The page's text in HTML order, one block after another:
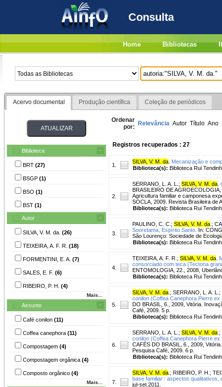
Consulta
Home Bibliotecas
Acervo documental Produção científica Coleção de periódicos
Biblioteca
BRT (27)
BSGP (1)
BSO (1)
BST (1)
Autor
SILVA, V. M. da. (26)
TEIXEIRA, A. F. R. (18)
FORMENTINI, E. A. (7)
SALES, E. F. (6)
RIBEIRO, P. H. (4)
Mais...
Assunto
Café conilon (11)
Coffea canephora (11)
Compostagem (4)
Compostagem orgânica (4)
Composto orgânico (4)
Mais...
Ordenar
por: Relevância Autor Título Ano
Registros recuperados : 27
1.
SILVA, V. M. da Mecanização e
Biblioteca(s): Biblioteca Rui
2.
SERRANO, L. A. L. ; SILVA, V. M. da
BRASILEIRO DE
Agricultura familiar e camponesa
SOCLA, 2009. Revista Brasileira de
Biblioteca(s): Biblioteca Rui
3.
PAULINO, C. C. ; SILVA, V. M. da ;
Sooretama, Espírito Santo. In:
São Lourenço: Sociedade de
Biblioteca(s): Biblioteca Rui
4.
TEIXEIRA, A. F. R. ; SILVA, V. M. da
consorciado com teca (Tectona
ENTOMOLOGIA, 22., 2008,
Biblioteca(s): Biblioteca Rui
5.
SILVA, V. M. da ; SERRANO, L. A. L. ;
conilon (Coffea Canephora Pierre
DO BRASIL, 6., 2009, Vitória.
Café, 2009. 5 p.
Biblioteca(s): Biblioteca Rui
6.
SERRANO, L. A. L. ; SILVA, V. M. da ;
conilon (Coffea Canephora Pierre
CAFÉS DO BRASIL, 6., 2009,
Pesquisa Café, 2009. 6 p.
Biblioteca(s): Biblioteca Rui
7.
SILVA, V. M. da ; RIBEIRO, P. H. ;
base familiar : aspectos qualitativos,
jul-set 2011.